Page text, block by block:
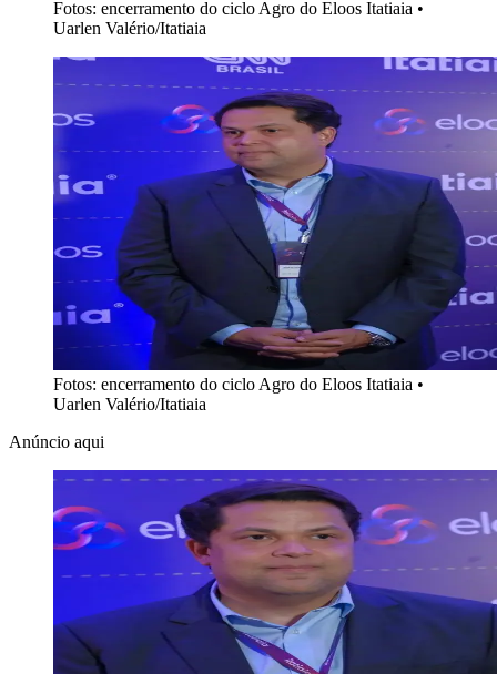
Fotos: encerramento do ciclo Agro do Eloos Itatiaia •
Uarlen Valério/Itatiaia
Fotos: encerramento do ciclo Agro do Eloos Itatiaia •
Uarlen Valério/Itatiaia
Anúncio aqui